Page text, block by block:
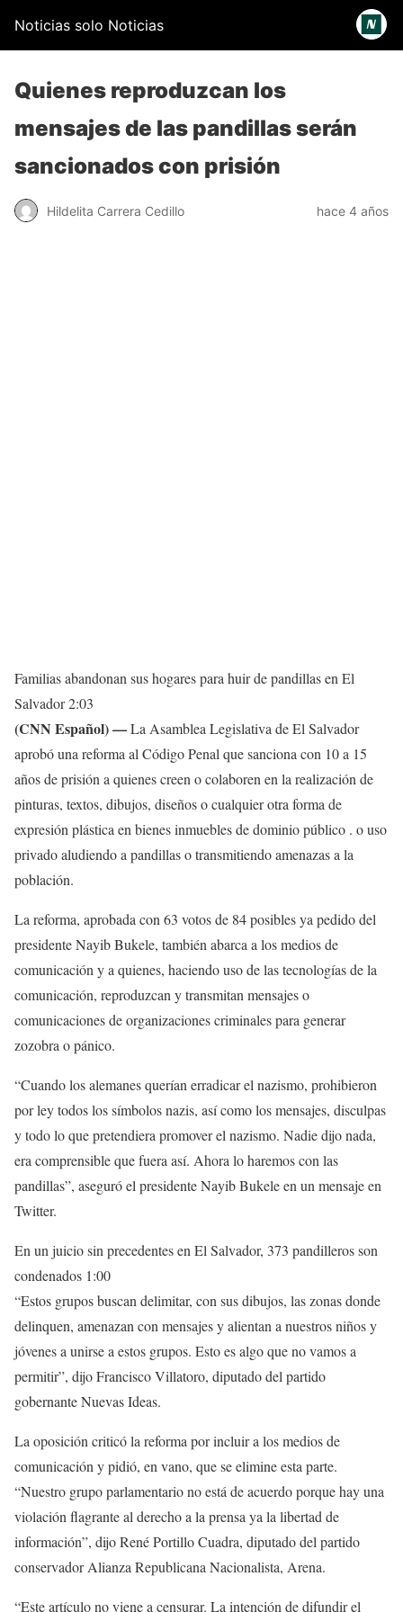
Noticias solo Noticias
Quienes reproduzcan los
mensajes de las pandillas serán
sancionados con prisión
Hildelita Carrera Cedillo hace 4 años
Familias abandonan sus hogares para huir de pandillas en El
Salvador2:03
(CNN Español) —La Asamblea Legislativa de El Salvador
aprobó una reforma al Código Penal que sanciona con 10 a 15
años de prisión a quienes creen o colaboren en la realización de
pinturas, textos, dibujos, diseños o cualquier otra forma de
expresión plástica en bienes inmuebles de dominio público . o uso
privado aludiendo a pandillas o transmitiendo amenazas a la
población.
La reforma, aprobada con 63 votos de 84 posibles ya pedido del
presidente Nayib Bukele, también abarca a los medios de
comunicación y a quienes, haciendo uso de las tecnologías de la
comunicación, reproduzcan y transmitan mensajes o
comunicaciones de organizaciones criminales para generar
zozobra o pánico.
“Cuando los alemanes querían erradicar el nazismo, prohibieron
por ley todos los símbolos nazis, así como los mensajes, disculpas
y todo lo que pretendiera promover el nazismo. Nadie dijo nada,
era comprensible que fuera así. Ahora lo haremos con las
pandillas”, aseguró el presidente Nayib Bukele en un mensaje en
Twitter.
En un juicio sin precedentes en El Salvador, 373 pandilleros son
condenados 1:00
“Estos grupos buscan delimitar, con sus dibujos, las zonas donde
delinquen, amenazan con mensajes y alientan a nuestros niños y
jóvenes a unirse a estos grupos. Esto es algo que no vamos a
permitir”, dijo Francisco Villatoro, diputado del partido
gobernante Nuevas Ideas.
La oposición criticó la reforma por incluir a los medios de
comunicación y pidió, en vano, que se elimine esta parte.
“Nuestro grupo parlamentario no está de acuerdo porque hay una
violación flagrante al derecho a la prensa ya la libertad de
información”, dijo René Portillo Cuadra, diputado del partido
conservador Alianza Republicana Nacionalista, Arena.
“Este artículo no viene a censurar. La intención de difundir el